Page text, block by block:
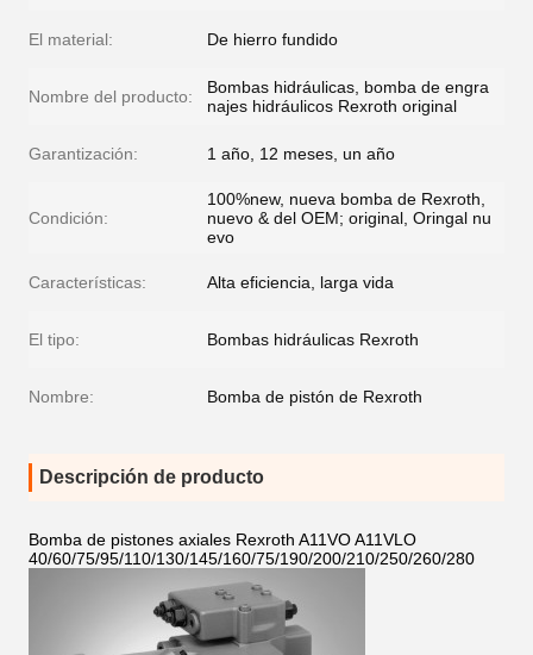
El material: De hierro fundido
Nombre del producto:
Bombas hidráulicas, bomba de engra
najes hidráulicos Rexroth original
Garantización: 1 año, 12 meses, un año
Condición:
100%new, nueva bomba de Rexroth,
nuevo & del OEM; original, Oringal nu
evo
Características: Alta eficiencia, larga vida
El tipo: Bombas hidráulicas Rexroth
Nombre: Bomba de pistón de Rexroth
Descripción de producto
Bomba de pistones axiales Rexroth A11VO A11VLO
40/60/75/95/110/130/145/160/75/190/200/210/250/260/280